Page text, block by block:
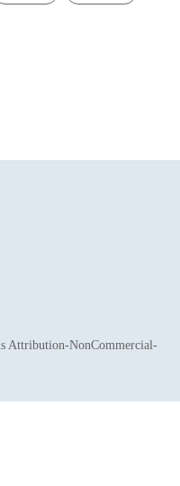
Attribution-NonCommercial-